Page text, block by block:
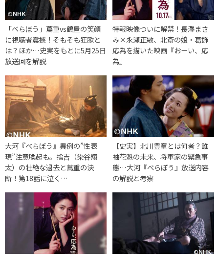
「べらぼう」蔦重vs鶴屋の笑顔
に視聴者震撼！そもそも狂歌と
は？ほか…史実をもとに5月25日
放送回を解説
特報映像ついに解禁！長澤まさ
み×永瀬正敏、北斎の娘・葛飾
応為を描いた映画『おーい、応
為』
大河『べらぼう』異例の”性表
現”注意喚起も。捨吉（染谷翔
太）の壮絶な過去と蔦重の決
断！第18話に泣く…
【史実】北川豊章とは何者？誰
袖花魁の未来、将軍家の緊急事
態…大河『べらぼう』放送内容
の解説と考察